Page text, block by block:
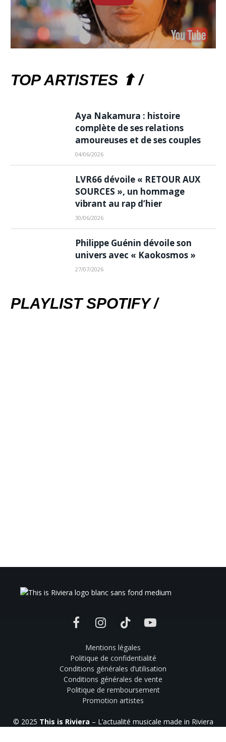
TOP ARTISTES ⬆ /
Aya Nakamura : histoire
complète de ses relations
amoureuses et de ses couples
04/06/2026
LVR66 dévoile « RETOUR AUX
SOURCES », un hommage
vibrant au rap d’hier
30/06/2026
Philippe Guénin dévoile son
univers avec « Kaokosmos »
27/07/2026
PLAYLIST SPOTIFY /
FacebookInstagramTikTok YouTube
Mentions légales
Politique de confidentialité
Conditions générales d’utilisation
Conditions générales de vente
Politique de remboursement
Promotion artistes
© 2025 This is Riviera – L’actualité musicale made in Riviera